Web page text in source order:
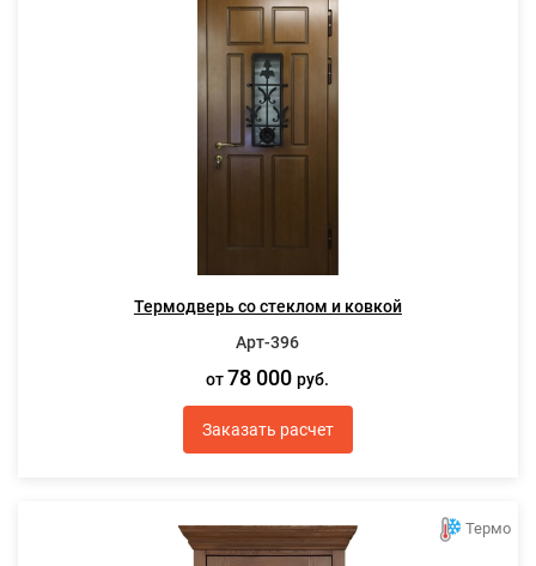
Термодверь со стеклом и ковкой
Арт-396
от 78 000руб.
Заказать расчет
Термо